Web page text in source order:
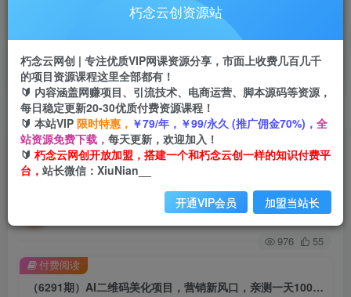
会员专属推广链接
四导航 导航
APP下载
GO
首页 创业课程 会员专属 正文
（6291期）AI二维码美化项目，营销新风口，亲
测一天1000＋，小白可做
关注 私信
976 55
（6291期）AI二维码美化项目，营销新风口，亲测一天1000＋，小白可做
付费阅读
朽念云创资源站
朽念云网创 | 专注优质VIP网课资源分享，市面上收费几百几千
的项目资源课程这里全部都有！
🔰 内容涵盖网赚项目、引流技术、电商运营、脚本源码等资源，
每日稳定更新20-30优质付费资源课程！
🔰 本站VIP 限时特惠， ￥79/年，￥99/永久 (推广佣金70%)， 全
站资源免费下载， 每天更新，欢迎加入！
🔰 朽念云网创开放加盟，搭建一个和朽念云创一样的知识付费平
台， 站长微信：XiuNian__
开通VIP会员 加盟当站长